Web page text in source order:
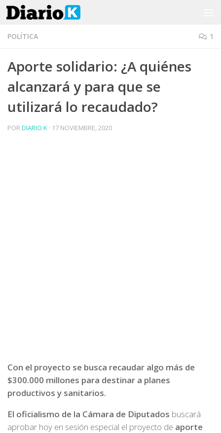
Saltar al contenido
POLÍTICA 1
Aporte solidario: ¿A quiénes
alcanzará y para que se
utilizará lo recaudado?
PORDIARIO K · 17 NOVIEMBRE, 2020
Con el proyecto se busca recaudar algo más de
$300.000 millones para destinar a planes
productivos y sanitarios.
El oficialismo de la Cámara de Diputados buscará
aprobar hoy en sesión especial el proyecto de aporte